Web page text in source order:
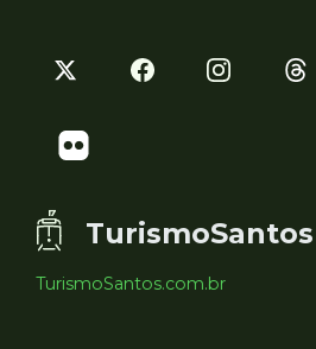
TurismoSantos
TurismoSantos.com.br